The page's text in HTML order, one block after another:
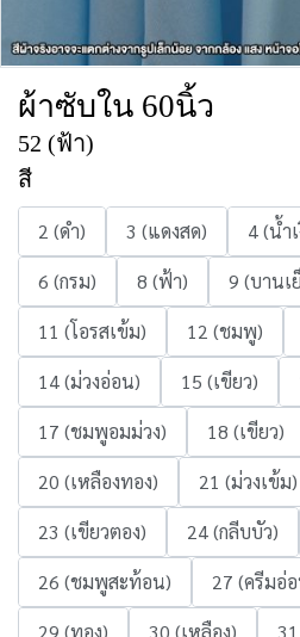
ผ้าซับใน 60นิ้ว
52 (ฟ้า)
สี
2 (ดำ) 3 (แดงสด) 4 (น้ำ
6 (กรม)
8 (ฟ้า) 9 (บานเ
11 (โอรสเข้ม)
12 (ชมพู)
14 (ม่วงอ่อน)
15 (เขียว)
17 (ชมพูอมม่วง)
18 (เขียว)
20 (เหลืองทอง)
21 (ม่วงเข้ม)
23 (เขียวตอง)
24 (กลีบบัว)
26 (ชมพูสะท้อน)
27 (ครีมอ่
29 (ทอง)
30 (เหลือง)